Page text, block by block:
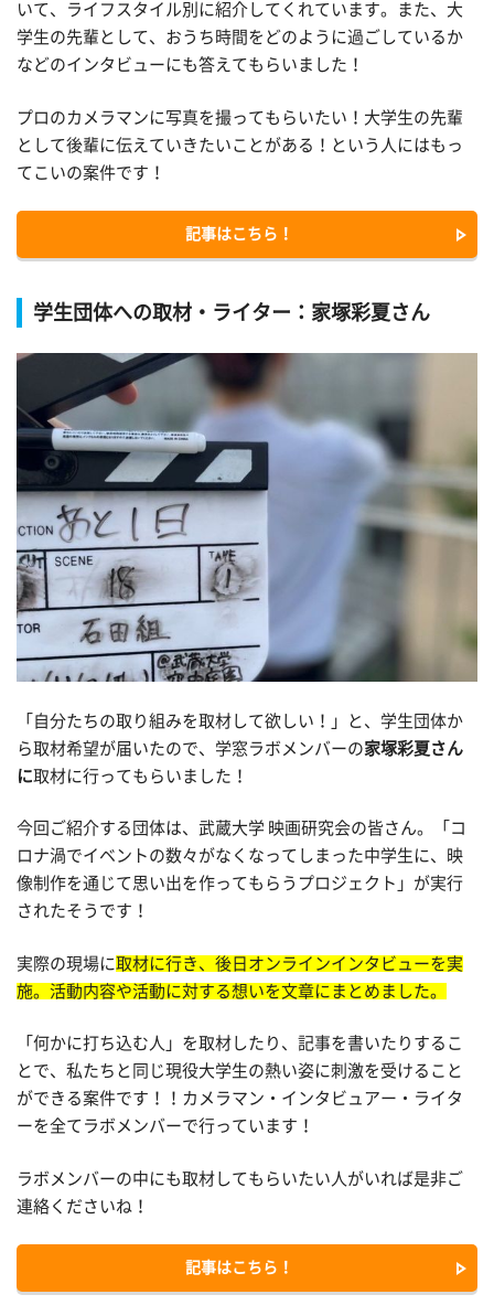
いて、ライフスタイル別に紹介してくれています。また、大
学生の先輩として、おうち時間をどのように過ごしているか
などのインタビューにも答えてもらいました！
プロのカメラマンに写真を撮ってもらいたい！大学生の先輩
として後輩に伝えていきたいことがある！という人にはもっ
てこいの案件です！
記事はこちら！
学生団体への取材・ライター：家塚彩夏さん
「自分たちの取り組みを取材して欲しい！」と、学生団体か
ら取材希望が届いたので、学窓ラボメンバーの家塚彩夏さん
に取材に行ってもらいました！
今回ご紹介する団体は、武蔵大学 映画研究会の皆さん。「コ
ロナ渦でイベントの数々がなくなってしまった中学生に、映
像制作を通じて思い出を作ってもらうプロジェクト」が実行
されたそうです！
実際の現場に取材に行き、後日オンラインインタビューを実
施。活動内容や活動に対する想いを文章にまとめました。
「何かに打ち込む人」を取材したり、記事を書いたりするこ
とで、私たちと同じ現役大学生の熱い姿に刺激を受けること
ができる案件です！！カメラマン・インタビュアー・ライタ
ーを全てラボメンバーで行っています！
ラボメンバーの中にも取材してもらいたい人がいれば是非ご
連絡くださいね！
記事はこちら！